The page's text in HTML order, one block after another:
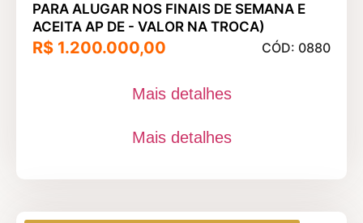
PARA ALUGAR NOS FINAIS DE SEMANA E
ACEITA AP DE - VALOR NA TROCA)
R$ 1.200.000,00 CÓD: 0880
Mais detalhes
Mais detalhes